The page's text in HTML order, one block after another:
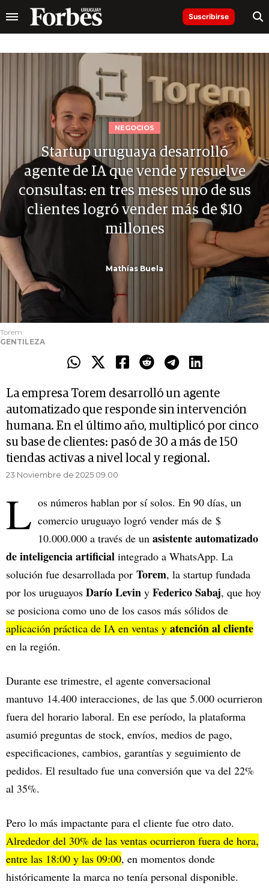
Suscribirse
NEGOCIOS
Startup uruguaya desarrolló
agente de IA que vende y resuelve
consultas: en tres meses uno de sus
clientes logró vender más de $10
millones
Mathías Buela
Torem
GENTILEZA
La empresa Torem desarrolló un agente
automatizado que responde sin intervención
humana. En el último año, multiplicó por cinco
su base de clientes: pasó de 30 a más de 150
tiendas activas a nivel local y regional.
23 Noviembre de 2025 09.00
L os números hablan por sí solos. En 90 días, un
comercio uruguayo logró vender más de $
10.000.000 a través de un asistente automatizado
de inteligencia artificial integrado a WhatsApp. La
solución fue desarrollada por Torem, la startup fundada
por los uruguayos Darío Levin y Federico Sabaj, que hoy
se posiciona como uno de los casos más sólidos de
aplicación práctica de IA en ventas y atención al cliente
en la región.
Durante ese trimestre, el agente conversacional
mantuvo 14.400 interacciones, de las que 5.000 ocurrieron
fuera del horario laboral. En ese período, la plataforma
asumió preguntas de stock, envíos, medios de pago,
especificaciones, cambios, garantías y seguimiento de
pedidos. El resultado fue una conversión que va del 22%
al 35%.
Pero lo más impactante para el cliente fue otro dato.
Alrededor del 30% de las ventas ocurrieron fuera de hora,
entre las 18:00 y las 09:00, en momentos donde
históricamente la marca no tenía personal disponible.